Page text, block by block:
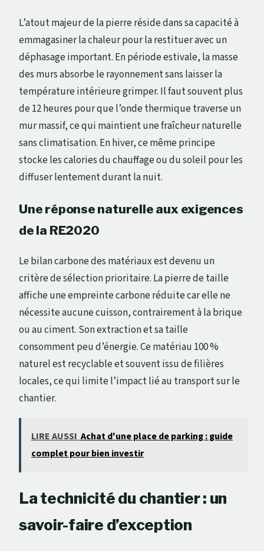
L’atout majeur de la pierre réside dans sa capacité à
emmagasiner la chaleur pour la restituer avec un
déphasage important. En période estivale, la masse
des murs absorbe le rayonnement sans laisser la
température intérieure grimper. Il faut souvent plus
de 12 heures pour que l’onde thermique traverse un
mur massif, ce qui maintient une fraîcheur naturelle
sans climatisation. En hiver, ce même principe
stocke les calories du chauffage ou du soleil pour les
diffuser lentement durant la nuit.
Une réponse naturelle aux exigences
de la RE2020
Le bilan carbone des matériaux est devenu un
critère de sélection prioritaire. La pierre de taille
affiche une empreinte carbone réduite car elle ne
nécessite aucune cuisson, contrairement à la brique
ou au ciment. Son extraction et sa taille
consomment peu d’énergie. Ce matériau 100 %
naturel est recyclable et souvent issu de filières
locales, ce qui limite l’impact lié au transport sur le
chantier.
LIRE AUSSI Achat d'une place de parking : guide
complet pour bien investir
La technicité du chantier : un
savoir-faire d’exception